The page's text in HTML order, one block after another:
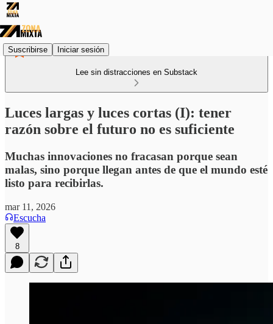
Suscribirse Iniciar sesión
Lee sin distracciones en Substack
Luces largas y luces cortas (I): tener
razón sobre el futuro no es suficiente
Muchas innovaciones no fracasan porque sean
malas, sino porque llegan antes de que el mundo esté
listo para recibirlas.
mar 11, 2026
Escucha
8